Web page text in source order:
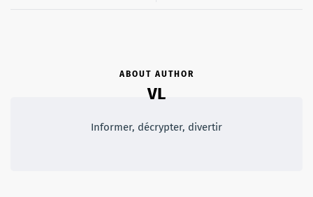
ABOUT AUTHOR
VL
Informer, décrypter, divertir